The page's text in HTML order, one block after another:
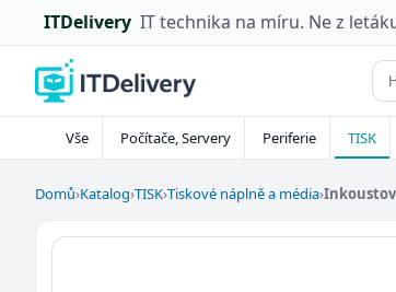
ITDelivery IT technika na míru. Ne z
Vše Počítače, Servery Periferie TISK
Domů›Katalog›TISK›Tiskové náplně a média›